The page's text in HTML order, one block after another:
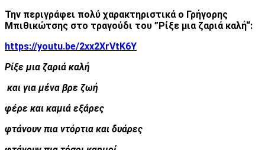
Την περιγράφει πολύ χαρακτηριστικά ο Γρήγορης
Μπιθικώτσης στο τραγούδι του ”Ρίξε μια ζαριά καλή“:
https://youtu.be/2xx2XrVtK6Y
Ρίξε μια ζαριά καλή
και για μένα βρε ζωή
φέρε και καμιά εξάρες
φτάνουν πια ντόρτια και δυάρες